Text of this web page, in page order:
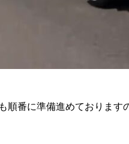
順番に準備進めております